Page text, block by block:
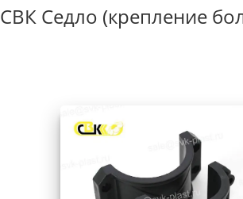
СВК Седло (крепление